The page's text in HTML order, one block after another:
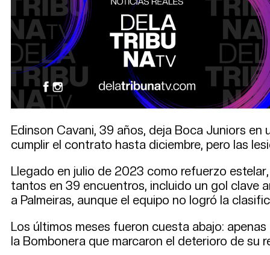
Edinson Cavani, 39 años, deja Boca Juniors
cumplir el contrato hasta diciembre, pero las
Llegado en julio de 2023 como refuerzo
tantos en 39 encuentros, incluido un gol clave
a Palmeiras, aunque el equipo no logró la
Los últimos meses fueron cuesta abajo:
la Bombonera que marcaron el deterioro de su